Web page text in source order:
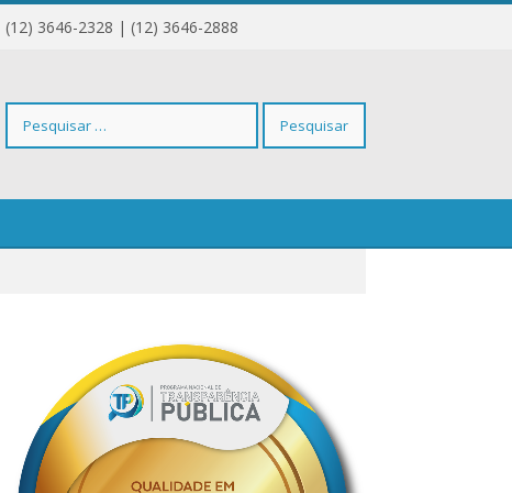
(12) 3646-2328 | (12) 3646-2888
Pesquisar